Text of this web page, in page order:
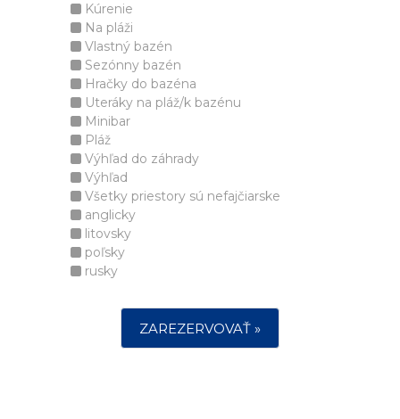
Kúrenie
Na pláži
Vlastný bazén
Sezónny bazén
Hračky do bazéna
Uteráky na pláž/k bazénu
Minibar
Pláž
Výhľad do záhrady
Výhľad
Všetky priestory sú nefajčiarske
anglicky
litovsky
poľsky
rusky
ZAREZERVOVAŤ »